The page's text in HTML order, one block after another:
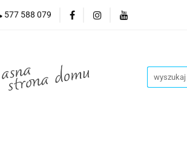
577 588 079
O nas Informacje